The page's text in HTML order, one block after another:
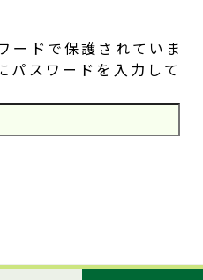
ードで保護されていま
パスワードを入力して